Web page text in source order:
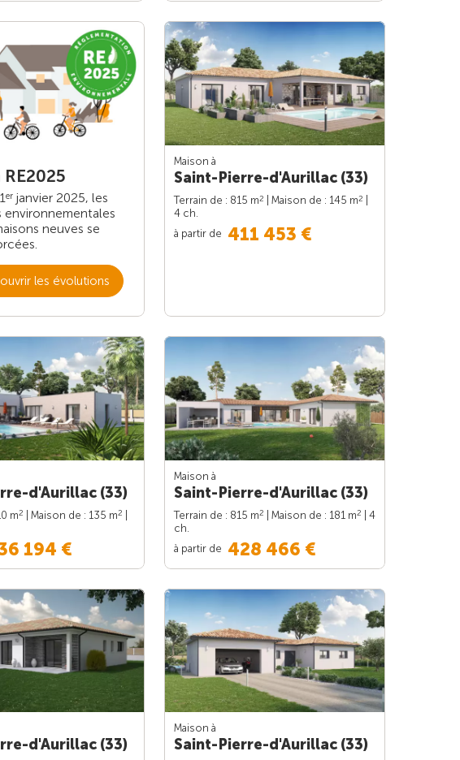
er janvier 2025, les
environnementales
neuves se
les évolutions
Maison à
Saint-Pierre-d'Aurillac (33)
Terrain de : 815 m2 | Maison de : 145 m2
4 ch.
à partir de 411 453 €
d'Aurillac (33)
m2 | Maison de : 135 m2
194 €
Maison à
Saint-Pierre-d'Aurillac (33)
Terrain de : 815 m2 | Maison de : 181 m2
| 4
ch.
à partir de 428 466 €
d'Aurillac (33)
Maison à
Saint-Pierre-d'Aurillac (33)